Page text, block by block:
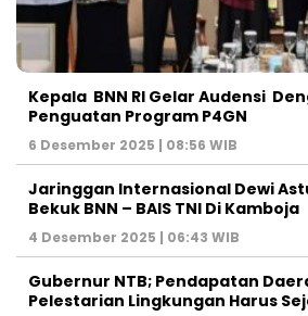
Kepala BNN RI Gelar Audensi
Penguatan Program P4GN
6 Desember 2025 | 08:56 WIB
Jaringgan Internasional Dewi
Bekuk BNN – BAIS TNI Di Kamboja
4 Desember 2025 | 06:43 WIB
Gubernur NTB; Pendapatan
Pelestarian Lingkungan Harus